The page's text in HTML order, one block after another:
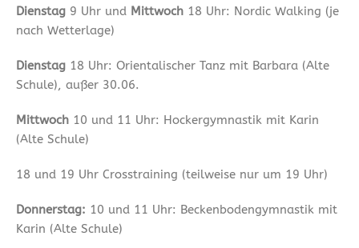
Dienstag 9 Uhr und Mittwoch 18 Uhr: Nordic Walking (je
nach Wetterlage)
Dienstag 18 Uhr: Orientalischer Tanz mit Barbara (Alte
Schule), außer 30.06.
Mittwoch 10 und 11 Uhr: Hockergymnastik mit Karin
(Alte Schule)
18 und 19 Uhr Crosstraining (teilweise nur um 19 Uhr)
Donnerstag: 10 und 11 Uhr: Beckenbodengymnastik mit
Karin (Alte Schule)